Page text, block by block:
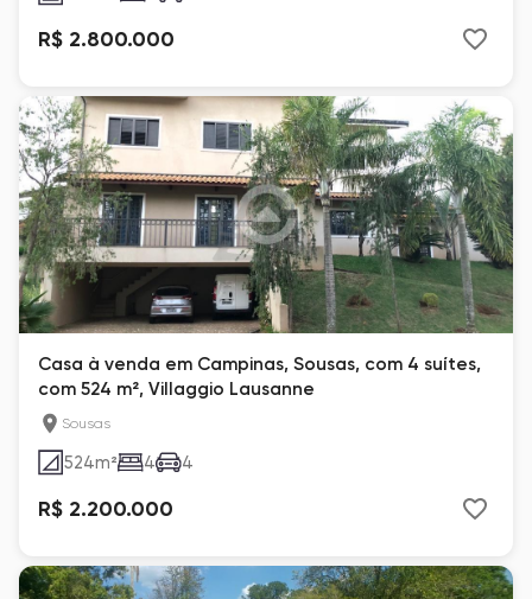
R$ 2.800.000
Casa à venda em Campinas, Sousas, com 4 suítes,
com 524 m², Villaggio Lausanne
Sousas
524m² 4 4
R$ 2.200.000